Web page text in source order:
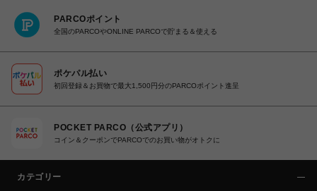
PARCOポイント
全国のPARCOやONLINE PARCOで貯まる＆使える
ポケパル払い
初回登録＆お買物で最大1,500円分のPARCOポイント進呈
POCKET PARCO（公式アプリ）
コイン＆クーポンでPARCOでのお買い物がオトクに
カテゴリー